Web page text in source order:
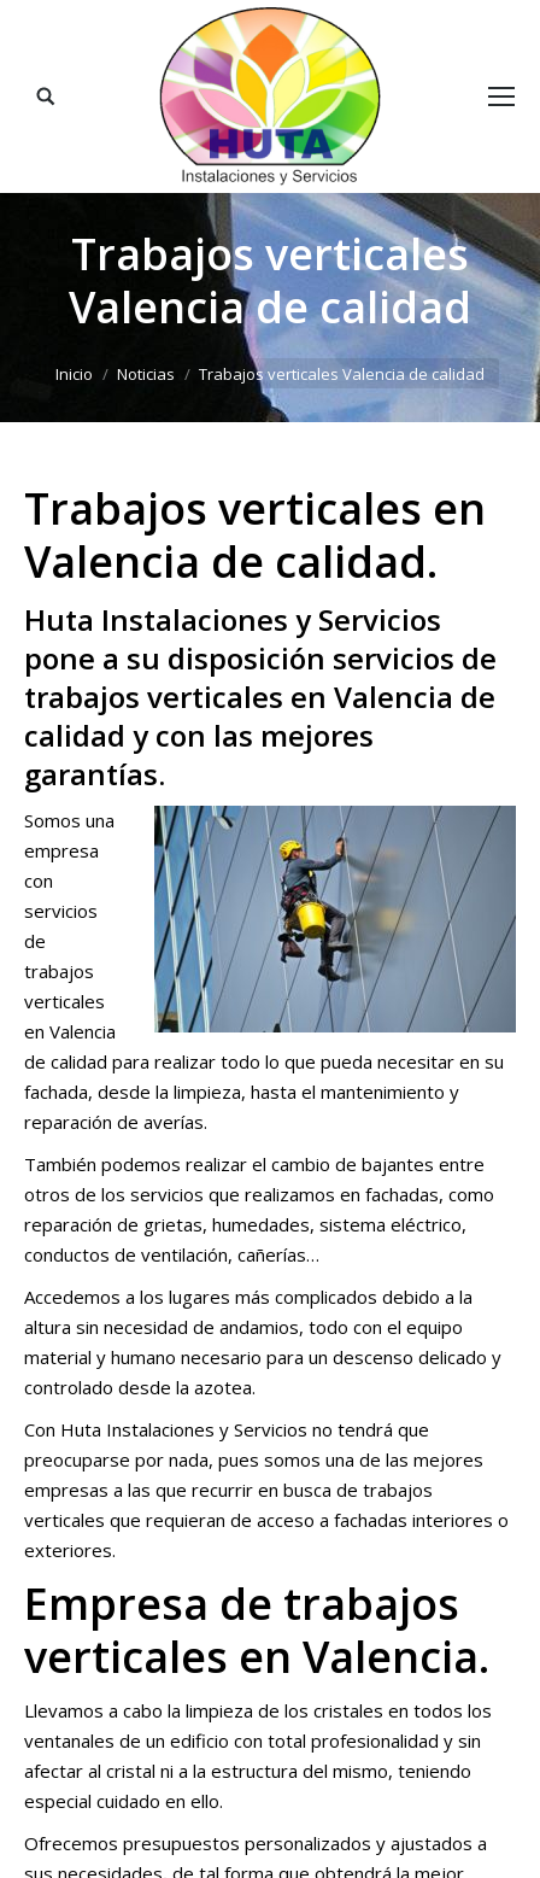
Buscar:
Trabajos verticales
Valencia de calidad
Inicio Noticias Trabajos verticales Valencia de calidad
Trabajos verticales en
Valencia de calidad.
Huta Instalaciones y Servicios
pone a su disposición servicios de
trabajos verticales en Valencia de
calidad y con las mejores
garantías.
Somos una
empresa
con
servicios
de
trabajos
verticales
en Valencia
de calidad para realizar todo lo que pueda necesitar en su
fachada, desde la limpieza, hasta el mantenimiento y
reparación de averías.
También podemos realizar el cambio de bajantes entre
otros de los servicios que realizamos en fachadas, como
reparación de grietas, humedades, sistema eléctrico,
conductos de ventilación, cañerías…
Accedemos a los lugares más complicados debido a la
altura sin necesidad de andamios, todo con el equipo
material y humano necesario para un descenso delicado y
controlado desde la azotea.
Con Huta Instalaciones y Servicios no tendrá que
preocuparse por nada, pues somos una de las mejores
empresas a las que recurrir en busca de trabajos
verticales que requieran de acceso a fachadas interiores o
exteriores.
Empresa de trabajos
verticales en Valencia.
Llevamos a cabo la limpieza de los cristales en todos los
ventanales de un edificio con total profesionalidad y sin
afectar al cristal ni a la estructura del mismo, teniendo
especial cuidado en ello.
Ofrecemos presupuestos personalizados y ajustados a
sus necesidades, de tal forma que obtendrá la mejor